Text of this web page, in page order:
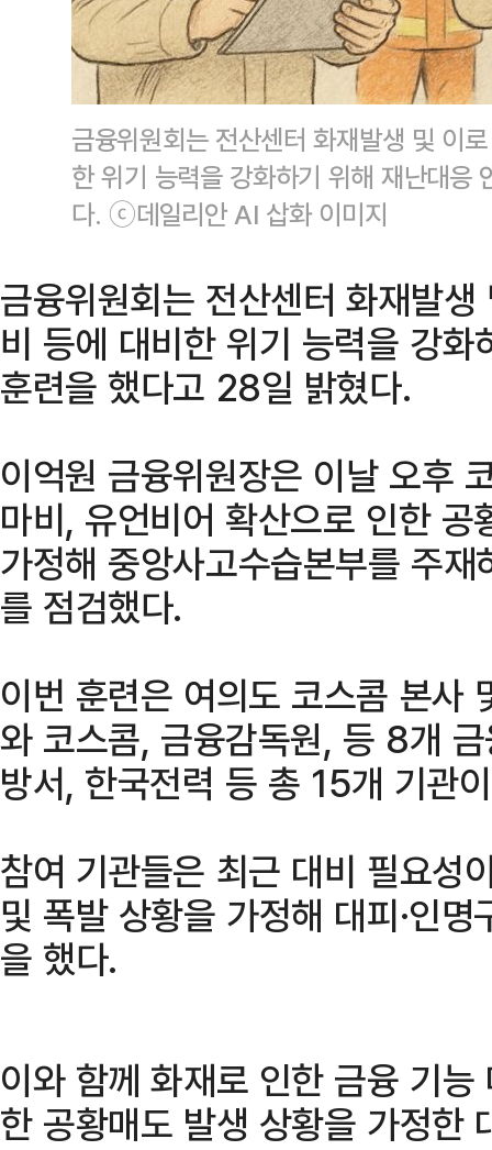
금융위원회는 전산센터 화재발생 및 이
한 위기 능력을 강화하기 위해 재난대응
다. ⓒ데일리안 AI 삽화 이미지
금융위원회는 전산센터 화재발
비 등에 대비한 위기 능력을 강
훈련을 했다고 28일 밝혔다.
이억원 금융위원장은 이날 오후
마비, 유언비어 확산으로 인한
가정해 중앙사고수습본부를 주
를 점검했다.
이번 훈련은 여의도 코스콤 본사
와 코스콤, 금융감독원, 등 8개
방서, 한국전력 등 총 15개 기관
참여 기관들은 최근 대비 필요성
및 폭발 상황을 가정해 대피·인
을 했다.
이와 함께 화재로 인한 금융 기
한 공황매도 발생 상황을 가정한